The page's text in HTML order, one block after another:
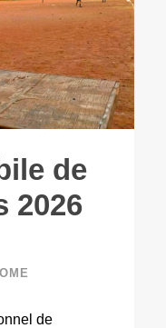
de
2026
de